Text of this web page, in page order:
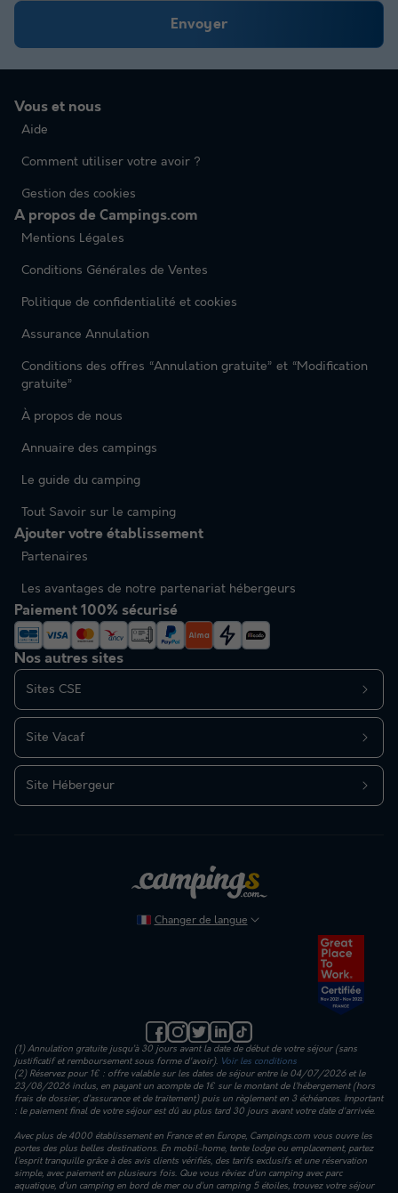
Envoyer
Nos autres sites
Sites CSE
Site Vacaf
Site Hébergeur
Vous et nous
Aide
Comment utiliser votre avoir ?
Gestion des cookies
A propos de Campings.com
Mentions Légales
Conditions Générales de Ventes
Politique de confidentialité et cookies
Assurance Annulation
Conditions des offres “Annulation gratuite” et “Modification
gratuite”
À propos de nous
Annuaire des campings
Le guide du camping
Tout Savoir sur le camping
Ajouter votre établissement
Partenaires
Les avantages de notre partenariat hébergeurs
Paiement 100% sécurisé
Changer de langue
(1) Annulation gratuite jusqu’à 30 jours avant la date de début de votre séjour (sans
justificatif et remboursement sous forme d'avoir). Voir les conditions
(2) Réservez pour 1€ : offre valable sur les dates de séjour entre le 04/07/2026 et le
23/08/2026 inclus, en payant un acompte de 1€ sur le montant de l’hébergement (hors
frais de dossier, d’assurance et de traitement) puis un règlement en 3 échéances. Important
: le paiement final de votre séjour est dû au plus tard 30 jours avant votre date d'arrivée.
Avec plus de 4000 établissement en France et en Europe, Campings.com vous ouvre les
portes des plus belles destinations. En mobil-home, tente lodge ou emplacement, partez
l’esprit tranquille grâce à des avis clients vérifiés, des tarifs exclusifs et une réservation
simple, avec paiement en plusieurs fois. Que vous rêviez d’un camping avec parc
aquatique, d’un camping en bord de mer ou d’un camping 5 étoiles, trouvez votre séjour